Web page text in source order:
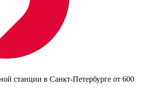
станции в Санкт-Петербурге от 600